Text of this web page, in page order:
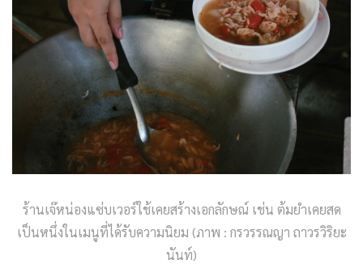
ร้านเจ๊หน่องแซ่บเวอร์ใช้เคยสร้างเอกลักษณ์ เช่น ต้มยำเคยสด
เป็นหนึ่งในเมนูที่ได้รับความนิยม (ภาพ : กรวรรณญา ถาวรวิริยะ
นันท์)